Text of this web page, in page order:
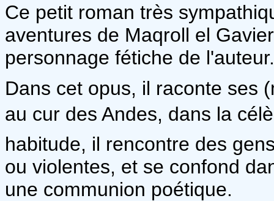
Ce petit roman très
aventures de Maqroll el
personnage fétiche de l'auteur.
Dans cet opus, il raconte ses
au cur des Andes, dans la
habitude, il rencontre des
ou violentes, et se confond
une communion poétique.